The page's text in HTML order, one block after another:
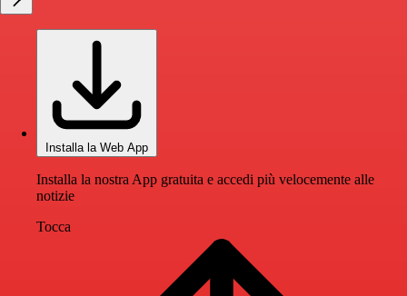
Installa la Web App
Installa la nostra App gratuita e accedi più velocemente alle
notizie
Tocca